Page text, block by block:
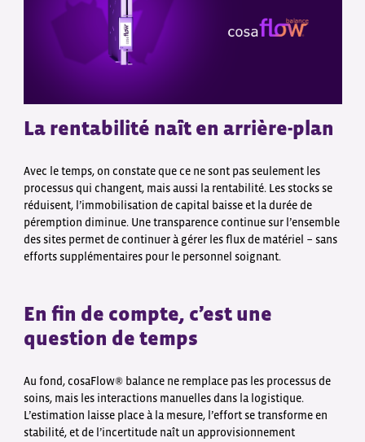
La rentabilité naît en arrière-plan
Avec le temps, on constate que ce ne sont pas seulement les
processus qui changent, mais aussi la rentabilité. Les stocks se
réduisent, l’immobilisation de capital baisse et la durée de
péremption diminue. Une transparence continue sur l’ensemble
des sites permet de continuer à gérer les flux de matériel − sans
efforts supplémentaires pour le personnel soignant.
En fin de compte, c’est une
question de temps
Au fond, cosaFlow® balance ne remplace pas les processus de
soins, mais les interactions manuelles dans la logistique.
L’estimation laisse place à la mesure, l’effort se transforme en
stabilité, et de l’incertitude naît un approvisionnement